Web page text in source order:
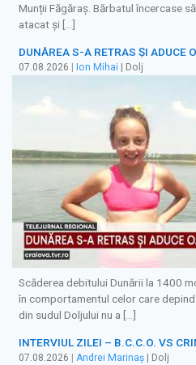
Munții Făgăraș. Bărbatul încercase
atacat și […]
DUNĂREA S-A RETRAS ŞI ADUCE
07.08.2026 Ion Mihai | Dolj
Scăderea debitului Dunării la 1400
în comportamentul celor care
din sudul Doljului nu a […]
INTERVIUL ZILEI – B.C.C.O. VS
07.08.2026 Andrei Marinaș | Dolj